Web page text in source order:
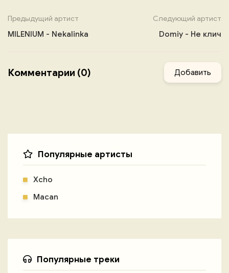
Предыдущий артист
MILENIUM - Nekalinka
Следующий артист
Domiy - Не клич
Комментарии (0) Добавить
Популярные артисты
Xcho
Macan
Популярные треки